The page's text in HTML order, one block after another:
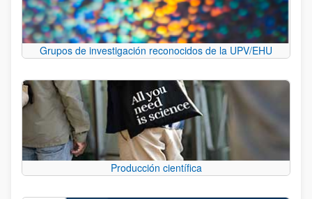
Grupos de investigación reconocidos de la UPV/EHU
Producción científica